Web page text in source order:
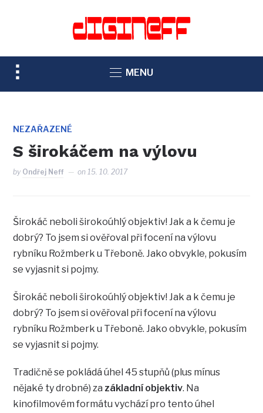
TOGGLE
SIDEBAR
NAVIGATION
MENU
NEZAŘAZENÉ
S širokáčem na výlovu
by Ondřej Neff on15. 10. 2017
Širokáč neboli širokoúhlý objektiv! Jak a k čemu je
dobrý? To jsem si ověřoval při focení na výlovu
rybníku Rožmberk u Třeboně. Jako obvykle, pokusím
se vyjasnit si pojmy.
Širokáč neboli širokoúhlý objektiv! Jak a k čemu je
dobrý? To jsem si ověřoval při focení na výlovu
rybníku Rožmberk u Třeboně. Jako obvykle, pokusím
se vyjasnit si pojmy.
Tradičně se pokládá úhel 45 stupňů (plus mínus
nějaké ty drobné) za základní objektiv. Na
kinofilmovém formátu vychází pro tento úhel